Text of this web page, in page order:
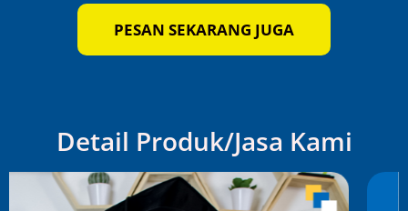
PESAN SEKARANG JUGA
Detail Produk/Jasa Kami